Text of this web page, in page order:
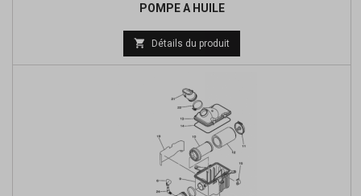
POMPE A HUILE
Prix
de
 Détails du produit